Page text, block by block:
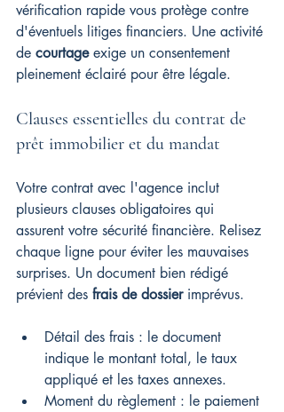
vérification rapide vous protège contre
d'éventuels litiges financiers. Une activité
de courtage exige un consentement
pleinement éclairé pour être légale.
Clauses essentielles du contrat de
prêt immobilier et du mandat
Votre contrat avec l'agence inclut
plusieurs clauses obligatoires qui
assurent votre sécurité financière. Relisez
chaque ligne pour éviter les mauvaises
surprises. Un document bien rédigé
prévient des frais de dossier imprévus.
Détail des frais : le document
indique le montant total, le taux
appliqué et les taxes annexes.
Moment du règlement : le paiement